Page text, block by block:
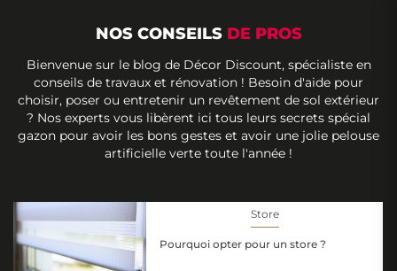
NOS CONSEILS DE PROS
Bienvenue sur le blog de Décor Discount, spécialiste en
conseils de travaux et rénovation ! Besoin d'aide pour
choisir, poser ou entretenir un revêtement de sol extérieur
? Nos experts vous libèrent ici tous leurs secrets spécial
gazon pour avoir les bons gestes et avoir une jolie pelouse
artificielle verte toute l'année !
Store
Pourquoi opter pour un store ?